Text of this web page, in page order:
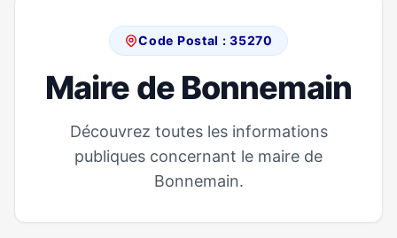
Code Postal : 35270
Maire de Bonnemain
Découvrez toutes les informations
publiques concernant le maire de
Bonnemain.